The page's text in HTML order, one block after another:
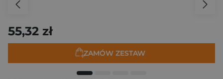
55,32 zł
ZAMÓW ZESTAW